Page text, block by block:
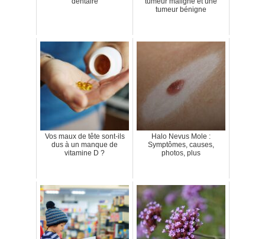
tumeur bénigne
Vos maux de tête sont-ils
dus à un manque de
vitamine D ?
Halo Nevus Mole :
Symptômes, causes,
photos, plus